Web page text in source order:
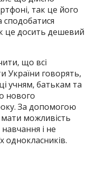
так це його
це досить дешевий
що всі
України говорять,
учням, батькам та
нового
За допомогою
можливість
і не
однокласників.